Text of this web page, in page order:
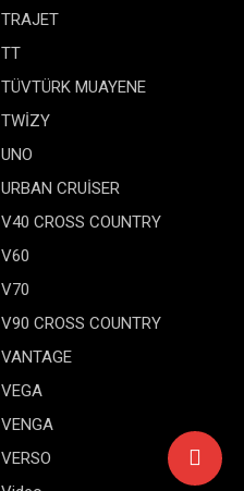
TRAJET
TT
TÜVTÜRK MUAYENE
TWİZY
UNO
URBAN CRUİSER
V40 CROSS COUNTRY
V60
V70
V90 CROSS COUNTRY
VANTAGE
VEGA
VENGA
VERSO